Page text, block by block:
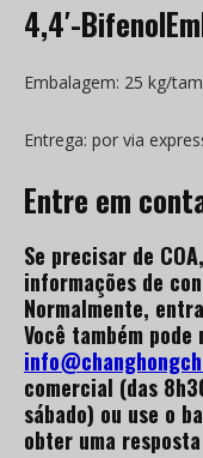
4,4′-
Embalagem: 25 kg/
Entrega: por via
Entre em
Se precisar de
informações de
Normalmente,
Você também
comercial (das
sábado) ou use o
obter uma